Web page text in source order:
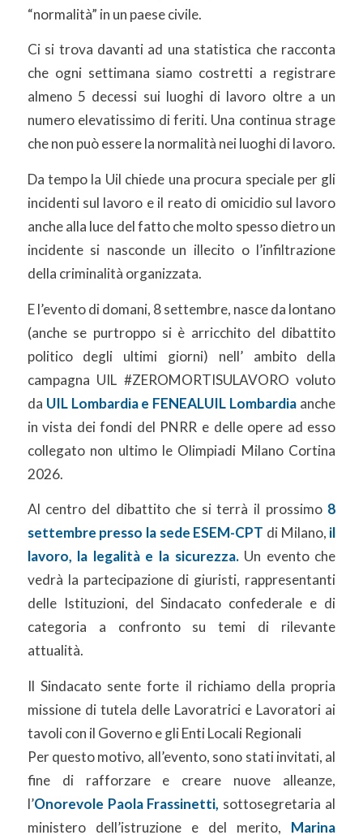
“normalità” in un paese civile.
Ci si trova davanti ad una statistica che racconta
che ogni settimana siamo costretti a registrare
almeno 5 decessi sui luoghi di lavoro oltre a un
numero elevatissimo di feriti. Una continua strage
che non può essere la normalità nei luoghi di lavoro.
Da tempo la Uil chiede una procura speciale per gli
incidenti sul lavoro e il reato di omicidio sul lavoro
anche alla luce del fatto che molto spesso dietro un
incidente si nasconde un illecito o l’infiltrazione
della criminalità organizzata.
E l’evento di domani, 8 settembre, nasce da lontano
(anche se purtroppo si è arricchito del dibattito
politico degli ultimi giorni) nell’ ambito della
campagna UIL #ZEROMORTISULAVORO voluto
da UIL Lombardia e FENEALUIL Lombardia anche
in vista dei fondi del PNRR e delle opere ad esso
collegato non ultimo le Olimpiadi Milano Cortina
2026.
Al centro del dibattito che si terrà il prossimo 8
settembre presso la sede ESEM-CPT di Milano, il
lavoro, la legalità e la sicurezza. Un evento che
vedrà la partecipazione di giuristi, rappresentanti
delle Istituzioni, del Sindacato confederale e di
categoria a confronto su temi di rilevante
attualità.
Il Sindacato sente forte il richiamo della propria
missione di tutela delle Lavoratrici e Lavoratori ai
tavoli con il Governo e gli Enti Locali Regionali
Per questo motivo, all’evento, sono stati invitati, al
fine di rafforzare e creare nuove alleanze,
l’Onorevole Paola Frassinetti, sottosegretaria al
ministero dell’istruzione e del merito, Marina